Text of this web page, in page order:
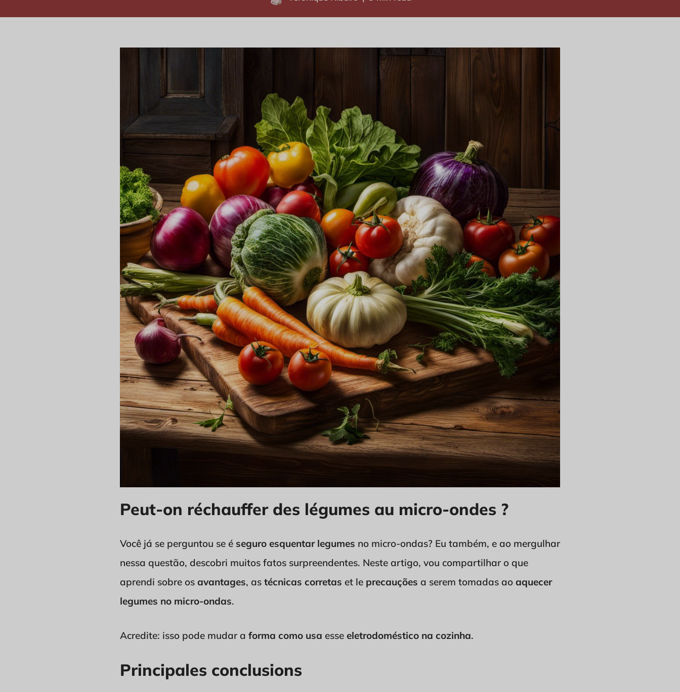
Peut-on réchauffer des légumes au micro-ondes ?
Você já se perguntou se é seguro esquentar legumes no micro-ondas? Eu também, e ao mergulhar
nessa questão, descobri muitos fatos surpreendentes. Neste artigo, vou compartilhar o que
aprendi sobre os avantages, as técnicas corretas et le precauções a serem tomadas ao aquecer
legumes no micro-ondas.
Acredite: isso pode mudar a forma como usa esse eletrodoméstico na cozinha.
Principales conclusions